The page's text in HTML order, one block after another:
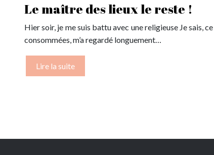
Le maître des lieux le reste !
Hier soir, je me suis battu avec une religieuse Je sais,
consommées, m’a regardé longuement…
Lire la suite